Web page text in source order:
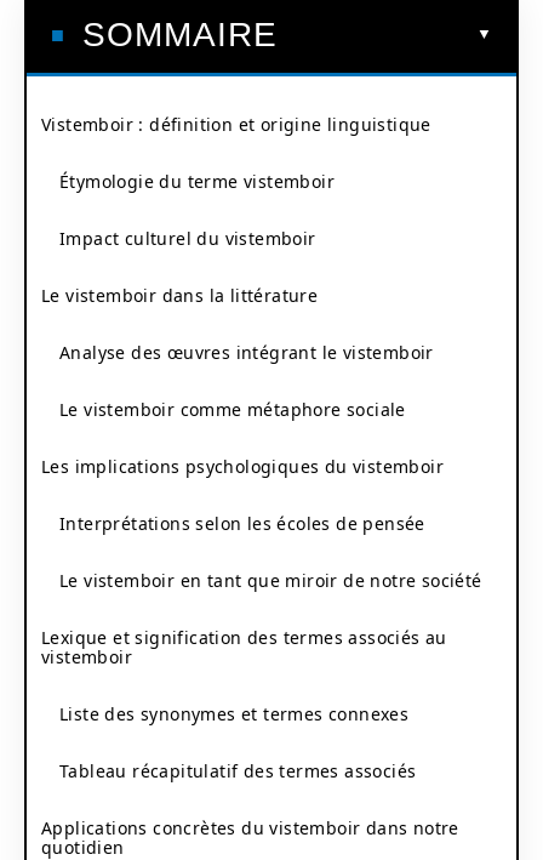
SOMMAIRE
Vistemboir : définition et origine linguistique
Étymologie du terme vistemboir
Impact culturel du vistemboir
Le vistemboir dans la littérature
Analyse des œuvres intégrant le vistemboir
Le vistemboir comme métaphore sociale
Les implications psychologiques du vistemboir
Interprétations selon les écoles de pensée
Le vistemboir en tant que miroir de notre société
Lexique et signification des termes associés au
vistemboir
Liste des synonymes et termes connexes
Tableau récapitulatif des termes associés
Applications concrètes du vistemboir dans notre
quotidien